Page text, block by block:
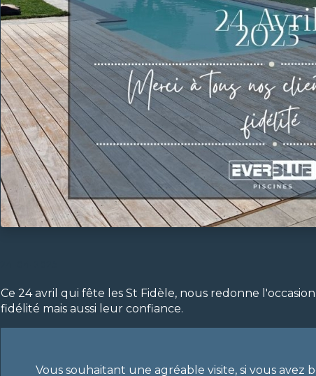
Ce 24 avril qui fête les St Fidèle, nous redonne
fidélité mais aussi leur confiance.
Vous souhaitant une agréable visite, si vous avez